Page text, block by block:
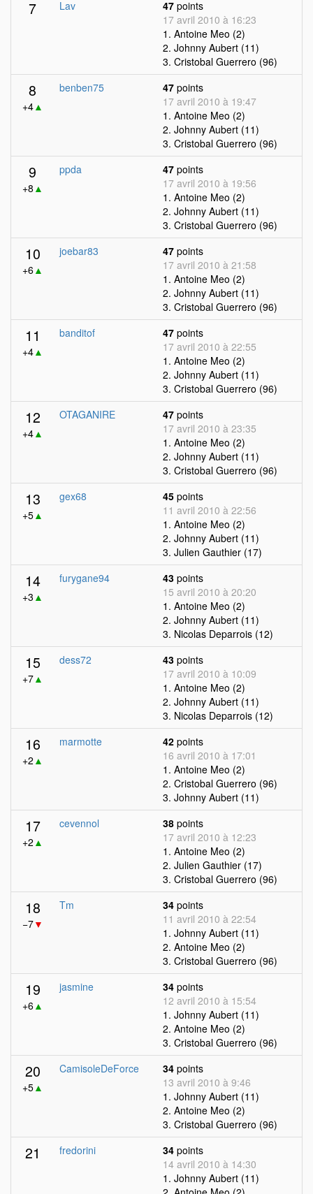
7 Lav 47 points
17 avril 2010 à 16:23
1. Antoine Meo (2)
2. Johnny Aubert (11)
3. Cristobal Guerrero (96)
8
+4▲
benben75 47 points
17 avril 2010 à 19:47
1. Antoine Meo (2)
2. Johnny Aubert (11)
3. Cristobal Guerrero (96)
9
+8 ▲
ppda 47 points
17 avril 2010 à 19:56
1. Antoine Meo (2)
2. Johnny Aubert (11)
3. Cristobal Guerrero (96)
10
+6▲
joebar83 47 points
17 avril 2010 à 21:58
1. Antoine Meo (2)
2. Johnny Aubert (11)
3. Cristobal Guerrero (96)
11
+4▲
banditof 47 points
17 avril 2010 à 22:55
1. Antoine Meo (2)
2. Johnny Aubert (11)
3. Cristobal Guerrero (96)
12
+4▲
OTAGANIRE 47 points
17 avril 2010 à 23:35
1. Antoine Meo (2)
2. Johnny Aubert (11)
3. Cristobal Guerrero (96)
13
+5▲
gex68 45 points
11 avril 2010 à 22:56
1. Antoine Meo (2)
2. Johnny Aubert (11)
3. Julien Gauthier (17)
14
+3 ▲
furygane94 43 points
15 avril 2010 à 20:20
1. Antoine Meo (2)
2. Johnny Aubert (11)
3. Nicolas Deparrois (12)
15
+7▲
dess72 43 points
17 avril 2010 à 10:09
1. Antoine Meo (2)
2. Johnny Aubert (11)
3. Nicolas Deparrois (12)
16
+2 ▲
marmotte 42 points
16 avril 2010 à 17:01
1. Antoine Meo (2)
2. Cristobal Guerrero (96)
3. Johnny Aubert (11)
17
+2 ▲
cevennol 38 points
17 avril 2010 à 12:23
1. Antoine Meo (2)
2. Julien Gauthier (17)
3. Cristobal Guerrero (96)
18
−7▼
Tm 34 points
11 avril 2010 à 22:54
1. Johnny Aubert (11)
2. Antoine Meo (2)
3. Cristobal Guerrero (96)
19
+6▲
jasmine 34 points
12 avril 2010 à 15:54
1. Johnny Aubert (11)
2. Antoine Meo (2)
3. Cristobal Guerrero (96)
20
+5▲
CamisoleDeForce 34 points
13 avril 2010 à 9:46
1. Johnny Aubert (11)
2. Antoine Meo (2)
3. Cristobal Guerrero (96)
21 fredorini 34 points
14 avril 2010 à 14:30
1. Johnny Aubert (11)